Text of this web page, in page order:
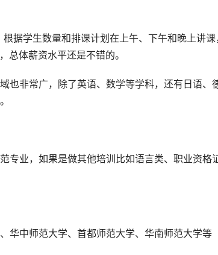
据学生数量和排课计划在上午、下午和晚上讲课
体薪资水平还是不错的。
也非常广，除了英语、数学等学科，还有日语、
专业，如果是做其他培训比如语言类、职业资格
华中师范大学、首都师范大学、华南师范大学等